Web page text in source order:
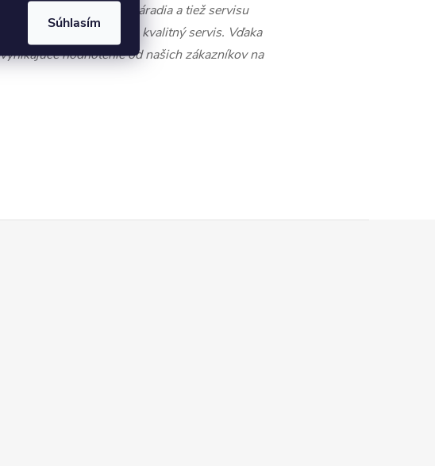
Súhlasím
a dielenského náradia a tiež servisu
rýchle dodanie a kvalitný servis. Vďaka
hodnotenie od našich zákazníkov na